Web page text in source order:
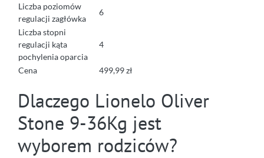
Liczba poziomów
regulacji zagłówka
6
Liczba stopni
regulacji kąta
pochylenia oparcia
4
Cena 499,99 zł
Dlaczego Lionelo Oliver
Stone 9-36Kg jest
wyborem rodziców?